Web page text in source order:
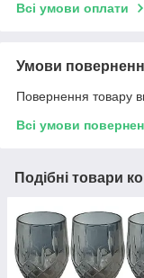
Всі умови оплати
Умови
Повернення товару
Всі умови
Подібні товари